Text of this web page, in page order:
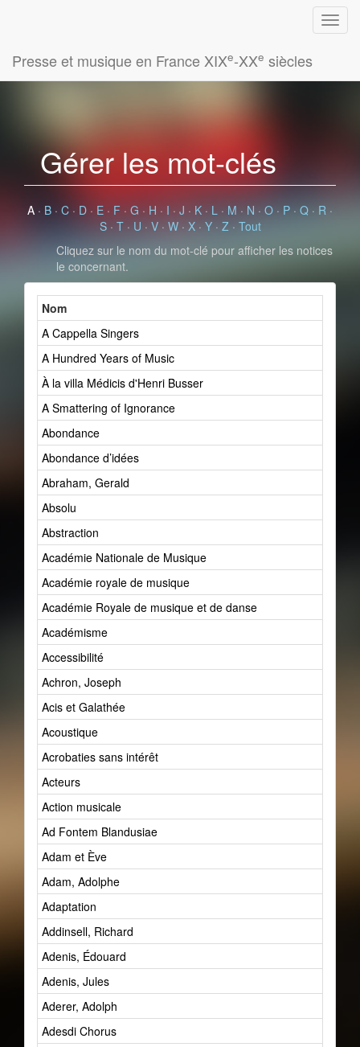
Presse et musique en France XIXe-XXe siècles
Gérer les mot-clés
A · B · C · D · E · F · G · H · I · J · K · L · M · N · O · P · Q · R ·
S· T· U · V· W· X· Y· Z· Tout
Cliquez sur le nom du mot-clé pour afficher les notices
le concernant.
Nom
A Cappella Singers
A Hundred Years of Music
À la villa Médicis d'Henri Busser
A Smattering of Ignorance
Abondance
Abondance d’idées
Abraham, Gerald
Absolu
Abstraction
Académie Nationale de Musique
Académie royale de musique
Académie Royale de musique et de danse
Académisme
Accessibilité
Achron, Joseph
Acis et Galathée
Acoustique
Acrobaties sans intérêt
Acteurs
Action musicale
Ad Fontem Blandusiae
Adam et Ève
Adam, Adolphe
Adaptation
Addinsell, Richard
Adenis, Édouard
Adenis, Jules
Aderer, Adolph
Adesdi Chorus